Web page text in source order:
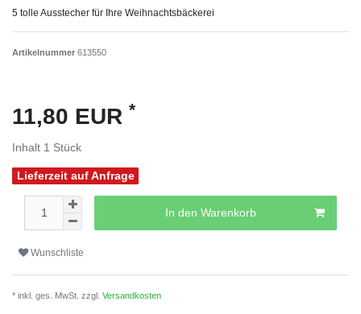
5 tolle Ausstecher für Ihre Weihnachtsbäckerei
Artikelnummer 613550
11,80 EUR *
Inhalt 1 Stück
Lieferzeit auf Anfrage
In den Warenkorb
Wunschliste
* inkl. ges. MwSt. zzgl. Versandkosten